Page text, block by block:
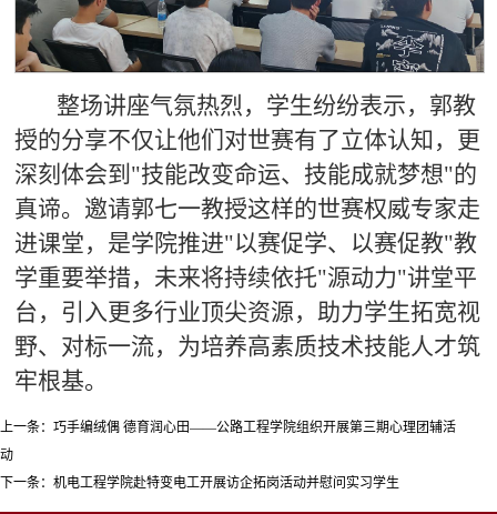
整场讲座气氛热烈，学生纷纷表示，郭教
授的分享不仅让他们对世赛有了立体认知，更
深刻体会到"技能改变命运、技能成就梦想"的
真谛。邀请郭七一教授这样的世赛权威专家走
进课堂，是学院推进"以赛促学、以赛促教"教
学重要举措，未来将持续依托"源动力"讲堂平
台，引入更多行业顶尖资源，助力学生拓宽视
野、对标一流，为培养高素质技术技能人才筑
牢根基。
上一条： 巧手编绒偶 德育润心田——公路工程学院组织开展第三期心理团辅活
动
下一条： 机电工程学院赴特变电工开展访企拓岗活动并慰问实习学生